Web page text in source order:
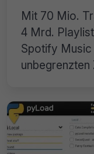
Mit 70 Mio.
4 Mrd.
Spotify
unbegrenzten